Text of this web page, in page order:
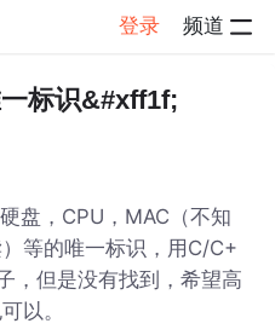
登录 频道
子详情
标识&#xff1f;
盘，CPU，MAC（不知
等的唯一标识，用C/C+
，但是没有找到，希望高
以。